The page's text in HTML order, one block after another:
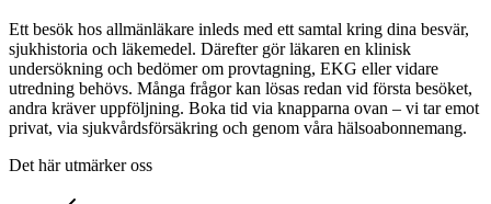
Ett besök hos allmänläkare inleds med ett samtal kring dina besvär,
sjukhistoria och läkemedel. Därefter gör läkaren en klinisk
undersökning och bedömer om provtagning, EKG eller vidare
utredning behövs. Många frågor kan lösas redan vid första besöket,
andra kräver uppföljning. Boka tid via knapparna ovan – vi tar emot
privat, via sjukvårdsförsäkring och genom våra hälsoabonnemang.
Det här utmärker oss